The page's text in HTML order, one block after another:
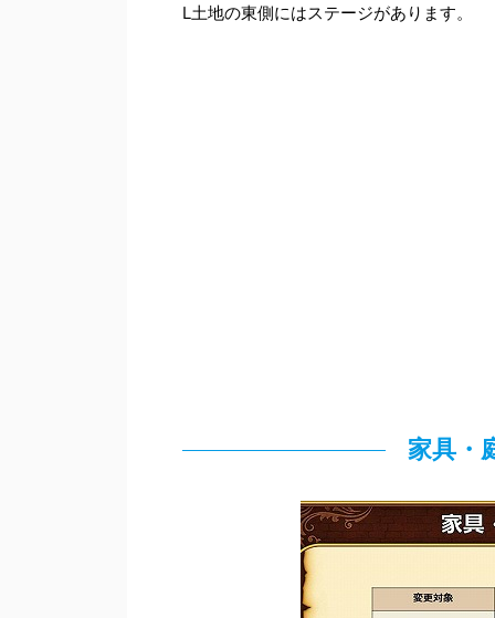
L土地の東側にはステージがあります。
家具・